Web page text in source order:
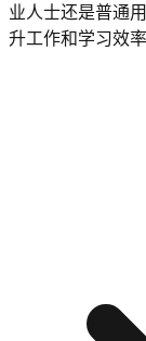
业人士还是普通
升工作和学习效率